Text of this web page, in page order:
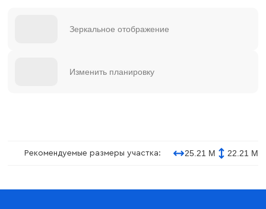
Зеркальное отображение
Изменить планировку
Рекомендуемые размеры участка: 25.21 М 22.21 М